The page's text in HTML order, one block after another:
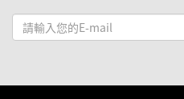
請
輸